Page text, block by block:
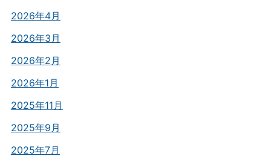
2026年4月
2026年3月
2026年2月
2026年1月
2025年11月
2025年9月
2025年7月